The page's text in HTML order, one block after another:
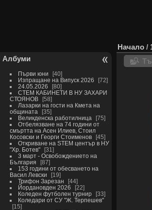
Албуми
Първи юни
40
Изпращане на Випуск 2026
72
24.05.2026
80
СТЕМ КАБИНЕТИ В НУ ЗАХАРИ
СТОЯНОВ
58
Лазарки на гости на Кмета на
общината
35
Великденска работилница
75
Отбелязване на 74 години от
смъртта на Асен Илиев, Стоил
Косовски и Георги Стоименов
45
Откриване на STEM център в НУ
"Хр. Ботев"
31
3 март - Освобождението на
България
87
153 години от обесването на
Васил Левски
19
Трифон Зарезан
44
Йордановден 2026
22
Коледен футболен турнир
33
Коледари от СУ "Ж. Терпешев"
15
Начало /